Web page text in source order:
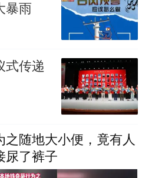
暴雨
式传递
之随地大小便，竟有人
尿了裤子